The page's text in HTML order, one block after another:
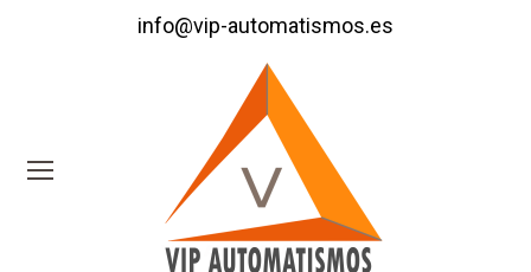
info@vip-automatismos.es